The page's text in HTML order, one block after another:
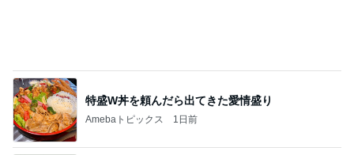
特盛W丼を頼んだら出てきた愛情盛り
Amebaトピックス 1日前